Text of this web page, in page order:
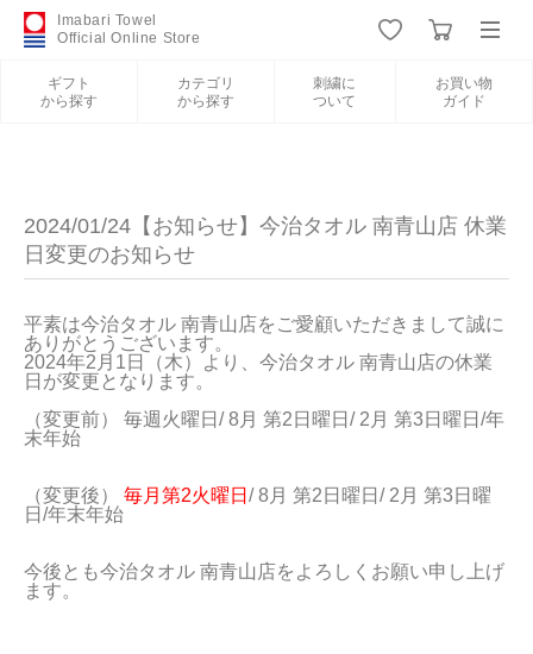
Imabari Towel
Official Online Store
ギフト
から探す
カテゴリ
から探す
刺繍に
ついて
お買い物
ガイド
新規会員登録
カテゴリから探す
刺繍について
お買い物ガイド
今治タオルについて
当サイトについて
2024/01/24【お知らせ】今治タオル 南青山店 休業
日変更のお知らせ
平素は今治タオル 南青山店をご愛顧いただきまして誠に
ありがとうございます。
2024年2月1日（木）より、今治タオル 南青山店の休業
日が変更となります。
（変更前） 毎週火曜日/ 8月 第2日曜日/ 2月 第3日曜日/年
末年始
（変更後） 毎月第2火曜日 / 8月 第2日曜日/ 2月 第3日曜
日/年末年始
今後とも今治タオル 南青山店をよろしくお願い申し上げ
ます。